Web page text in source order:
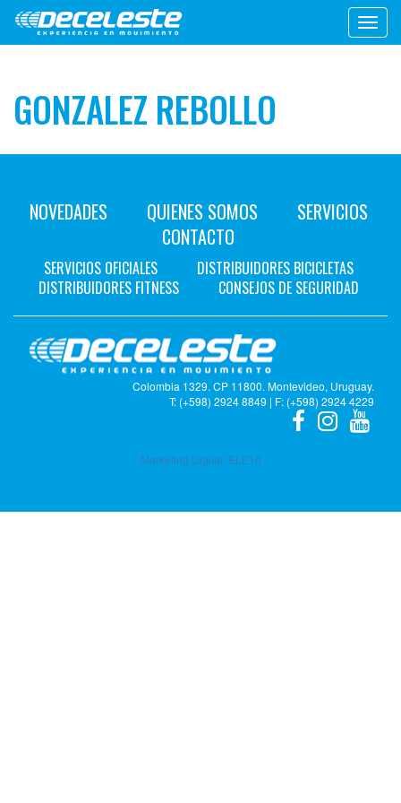
GONZALEZ REBOLLO
NOVEDADES QUIENES SOMOS
SERVICIOS
CONTACTO
SERVICIOS OFICIALES
DISTRIBUIDORES BICICLETAS
DISTRIBUIDORES FITNESS
CONSEJOS DE SEGURIDAD
Colombia 1329. CP 11800. Montevideo, Uruguay.
T: (+598) 2924 8849 | F: (+598) 2924 4229
Marketing Digital: ELE10